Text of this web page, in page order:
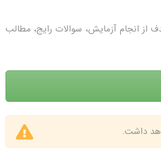
انجام آزمایش، سوالات رایج، مطالب
داشت.